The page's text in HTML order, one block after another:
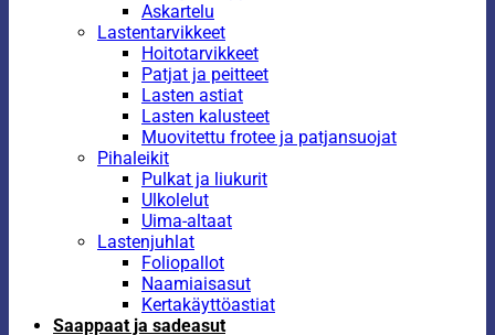
Askartelu
Lastentarvikkeet
Hoitotarvikkeet
Patjat ja peitteet
Lasten astiat
Lasten kalusteet
Muovitettu frotee ja patjansuojat
Pihaleikit
Pulkat ja liukurit
Ulkolelut
Uima-altaat
Lastenjuhlat
Foliopallot
Naamiaisasut
Kertakäyttöastiat
Saappaat ja sadeasut